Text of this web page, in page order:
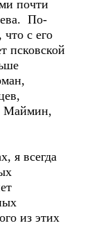
почти
По-
с его
псковской
Маймин,
я всегда
из этих